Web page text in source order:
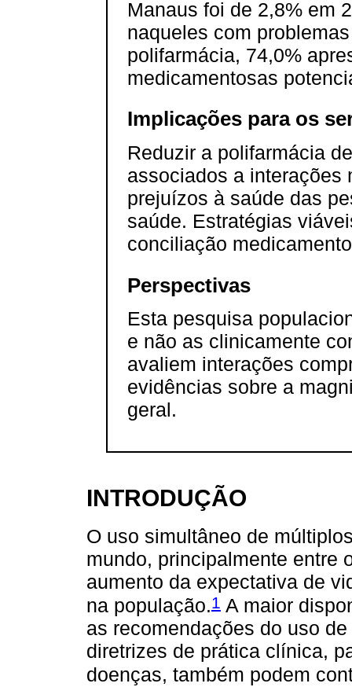
Manaus foi de 2,8% em
naqueles com
polifarmácia, 74,0%
medicamentosas
Implicações para os
Reduzir a polifarmácia
associados a interações
prejuízos à saúde das
saúde. Estratégias
conciliação
Perspectivas
Esta pesquisa
e não as clinicamente
avaliem interações
evidências sobre a
geral.
INTRODUÇÃO
O uso simultâneo de
mundo, principalmente entre
aumento da expectativa de
na população.1 A maior
as recomendações do uso
diretrizes de prática clínica,
doenças, também podem